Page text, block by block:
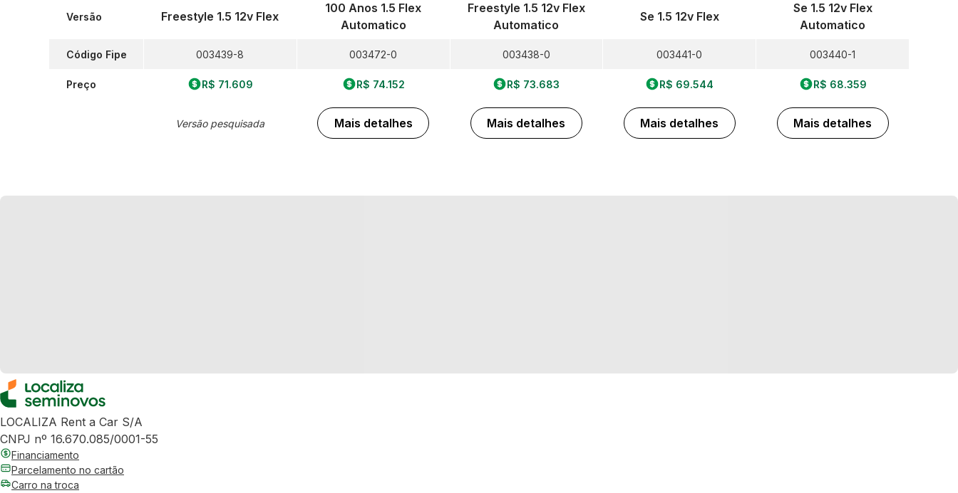
Versão
Código Fipe
Preço
Freestyle 1.5 12v Flex
003439-8
R$ 71.609
Versão pesquisada
100 Anos 1.5 Flex
Automatico
003472-0
R$ 74.152
Mais detalhes
Freestyle 1.5 12v Flex
Automatico
003438-0
R$ 73.683
Mais detalhes
Se 1.5 12v Flex
003441-0
R$ 69.544
Mais detalhes
Se 1.5 12v Flex
Automatico
003440-1
R$ 68.359
Mais detalhes
LOCALIZA Rent a Car S/A
CNPJ nº 16.670.085/0001-55
Financiamento
Parcelamento no cartão
Carro na troca